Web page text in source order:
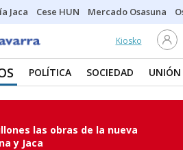
Jaca Cese HUN Mercado Osasuna
Kiosko
POLÍTICA SOCIEDAD UNIÓN
las obras de la nueva
y Jaca